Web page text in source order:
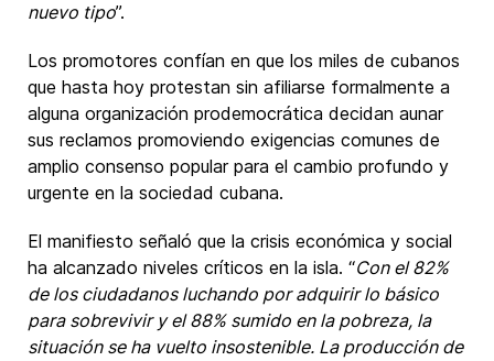
nuevo tipo”.
Los promotores confían en que los miles de cubanos
que hasta hoy protestan sin afiliarse formalmente a
alguna organización prodemocrática decidan aunar
sus reclamos promoviendo exigencias comunes de
amplio consenso popular para el cambio profundo y
urgente en la sociedad cubana.
El manifiesto señaló que la crisis económica y social
ha alcanzado niveles críticos en la isla. “Con el 82%
de los ciudadanos luchando por adquirir lo básico
para sobrevivir y el 88% sumido en la pobreza, la
situación se ha vuelto insostenible. La producción de